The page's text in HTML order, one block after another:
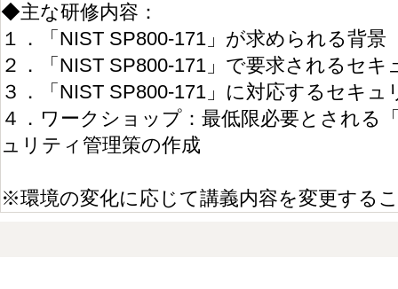
◆主な研修内容：
１．「NIST SP800-171」が求められる背景
２．「NIST SP800-171」で要求されるセ
３．「NIST SP800-171」に対応するセキ
４．ワークショップ：最低限必要とされる
ュリティ管理策の作成
※環境の変化に応じて講義内容を変更する